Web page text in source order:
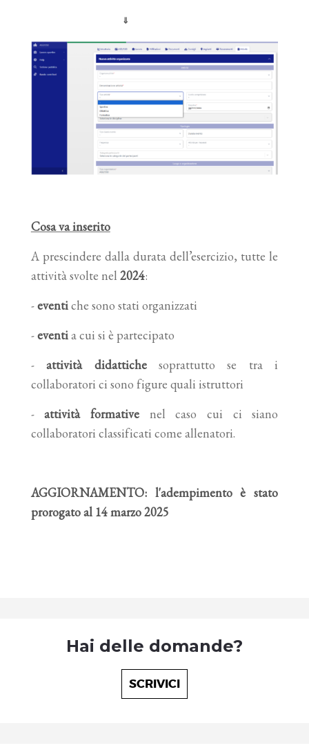
⇓
Cosa va inserito
A prescindere dalla durata dell’esercizio, tutte le
attività svolte nel 2024:
-eventiche sono stati organizzati
-eventia cui si è partecipato
-attività didattichesoprattutto se tra i
collaboratori ci sono figure quali istruttori
-attività formative nel caso cui ci siano
collaboratori classificati come allenatori.
AGGIORNAMENTO: l'adempimento è stato
prorogato al 14 marzo 2025
Hai delle domande?
SCRIVICI